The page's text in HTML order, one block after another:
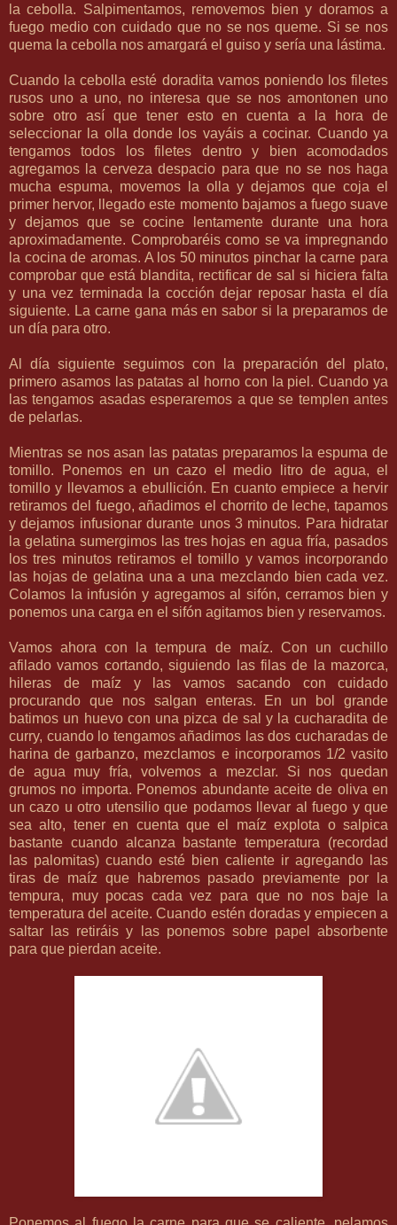
la cebolla. Salpimentamos, removemos bien y doramos a
fuego medio con cuidado que no se nos queme. Si se nos
quema la cebolla nos amargará el guiso y sería una lástima.
Cuando la cebolla esté doradita vamos poniendo los filetes
rusos uno a uno, no interesa que se nos amontonen uno
sobre otro así que tener esto en cuenta a la hora de
seleccionar la olla donde los vayáis a cocinar. Cuando ya
tengamos todos los filetes dentro y bien acomodados
agregamos la cerveza despacio para que no se nos haga
mucha espuma, movemos la olla y dejamos que coja el
primer hervor, llegado este momento bajamos a fuego suave
y dejamos que se cocine lentamente durante una hora
aproximadamente. Comprobaréis como se va impregnando
la cocina de aromas. A los 50 minutos pinchar la carne para
comprobar que está blandita, rectificar de sal si hiciera falta
y una vez terminada la cocción dejar reposar hasta el día
siguiente. La carne gana más en sabor si la preparamos de
un día para otro.
Al día siguiente seguimos con la preparación del plato,
primero asamos las patatas al horno con la piel. Cuando ya
las tengamos asadas esperaremos a que se templen antes
de pelarlas.
Mientras se nos asan las patatas preparamos la espuma de
tomillo. Ponemos en un cazo el medio litro de agua, el
tomillo y llevamos a ebullición. En cuanto empiece a hervir
retiramos del fuego, añadimos el chorrito de leche, tapamos
y dejamos infusionar durante unos 3 minutos. Para hidratar
la gelatina sumergimos las tres hojas en agua fría, pasados
los tres minutos retiramos el tomillo y vamos incorporando
las hojas de gelatina una a una mezclando bien cada vez.
Colamos la infusión y agregamos al sifón, cerramos bien y
ponemos una carga en el sifón agitamos bien y reservamos.
Vamos ahora con la tempura de maíz. Con un cuchillo
afilado vamos cortando, siguiendo las filas de la mazorca,
hileras de maíz y las vamos sacando con cuidado
procurando que nos salgan enteras. En un bol grande
batimos un huevo con una pizca de sal y la cucharadita de
curry, cuando lo tengamos añadimos las dos cucharadas de
harina de garbanzo, mezclamos e incorporamos 1/2 vasito
de agua muy fría, volvemos a mezclar. Si nos quedan
grumos no importa. Ponemos abundante aceite de oliva en
un cazo u otro utensilio que podamos llevar al fuego y que
sea alto, tener en cuenta que el maíz explota o salpica
bastante cuando alcanza bastante temperatura (recordad
las palomitas) cuando esté bien caliente ir agregando las
tiras de maíz que habremos pasado previamente por la
tempura, muy pocas cada vez para que no nos baje la
temperatura del aceite. Cuando estén doradas y empiecen a
saltar las retiráis y las ponemos sobre papel absorbente
para que pierdan aceite.